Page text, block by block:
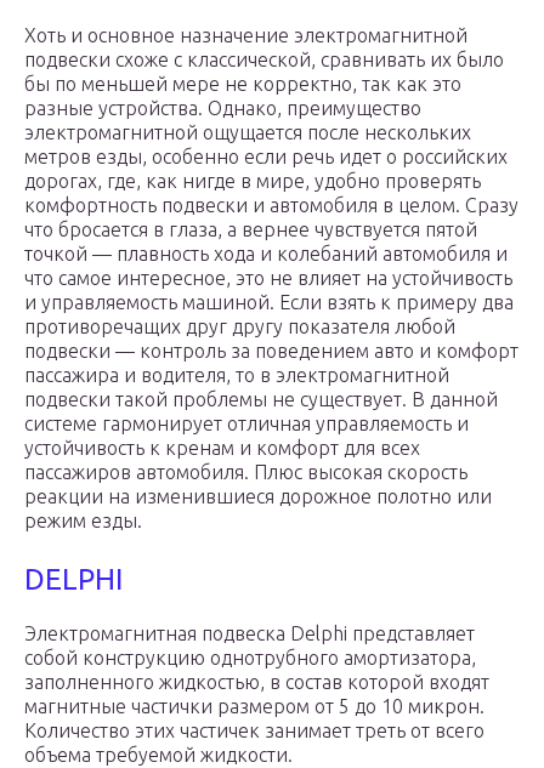
Хоть и основное назначение электромагнитной
подвески схоже с классической, сравнивать их было
бы по меньшей мере не корректно, так как это
разные устройства. Однако, преимущество
электромагнитной ощущается после нескольких
метров езды, особенно если речь идет о российских
дорогах, где, как нигде в мире, удобно проверять
комфортность подвески и автомобиля в целом. Сразу
что бросается в глаза, а вернее чувствуется пятой
точкой — плавность хода и колебаний автомобиля и
что самое интересное, это не влияет на устойчивость
и управляемость машиной. Если взять к примеру два
противоречащих друг другу показателя любой
подвески — контроль за поведением авто и комфорт
пассажира и водителя, то в электромагнитной
подвески такой проблемы не существует. В данной
системе гармонирует отличная управляемость и
устойчивость к кренам и комфорт для всех
пассажиров автомобиля. Плюс высокая скорость
реакции на изменившиеся дорожное полотно или
режим езды.
DELPHI
Электромагнитная подвеска Delphi представляет
собой конструкцию однотрубного амортизатора,
заполненного жидкостью, в состав которой входят
магнитные частички размером от 5 до 10 микрон.
Количество этих частичек занимает треть от всего
объема требуемой жидкости.